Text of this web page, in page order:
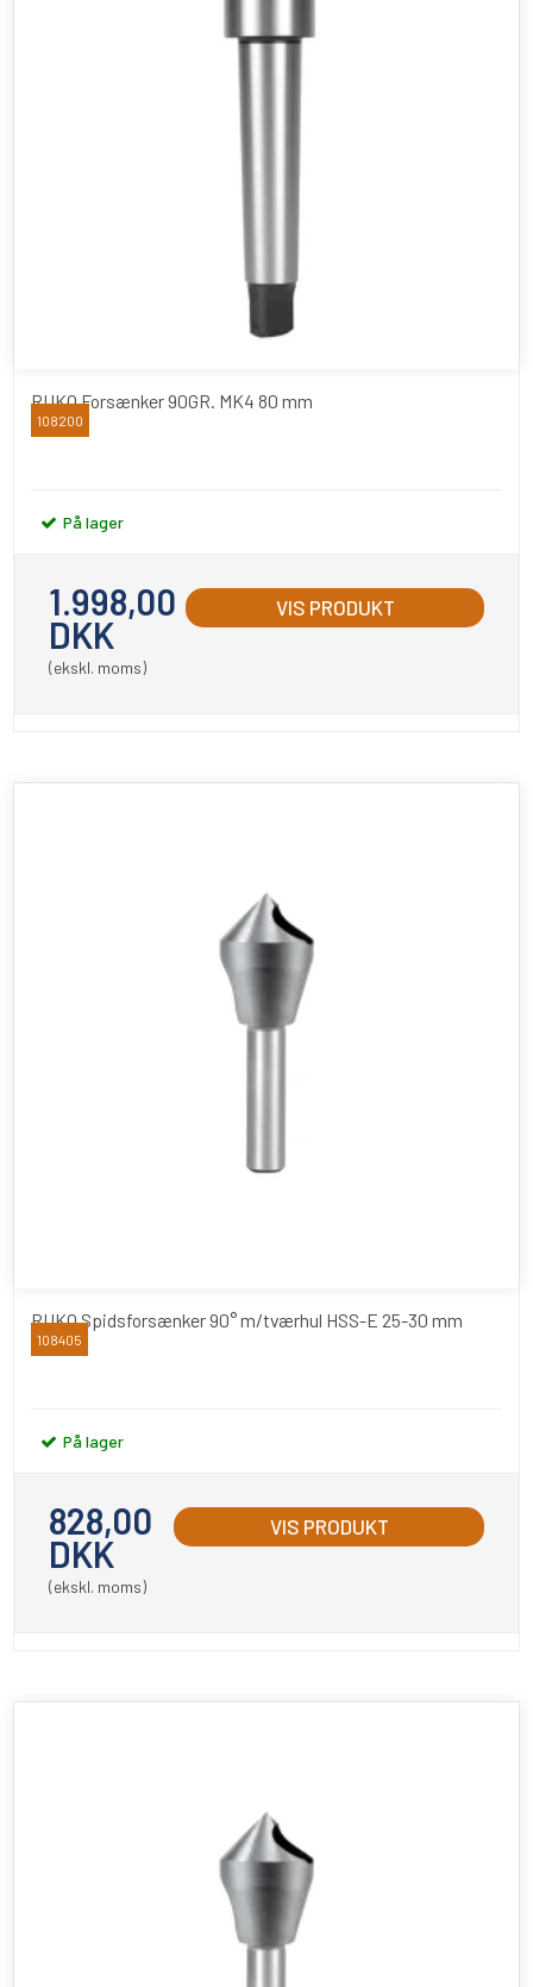
RUKO Forsænker 90GR. MK4 80 mm
RUKO
108200
På lager
1.998,00
DKK
(ekskl. moms)
VIS PRODUKT
RUKO Spidsforsænker 90° m/tværhul HSS-E 25-30 mm
RUKO
108405
På lager
828,00
DKK
(ekskl. moms)
VIS PRODUKT